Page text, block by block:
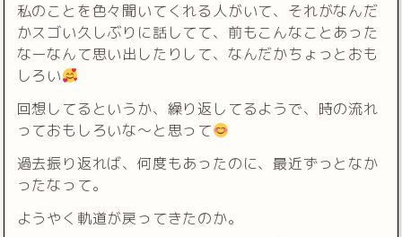
私のことを色々聞いてくれる人がいて、それがなんだ
かスゴい久しぶりに話してて、前もこんなことあった
なーなんて思い出したりして、なんだかちょっとおも
しろい
回想してるというか、繰り返してるようで、時の流れ
っておもしろいな〜と思って
過去振り返れば、何度もあったのに、最近ずっとなか
ったなって。
ようやく軌道が戻ってきたのか。